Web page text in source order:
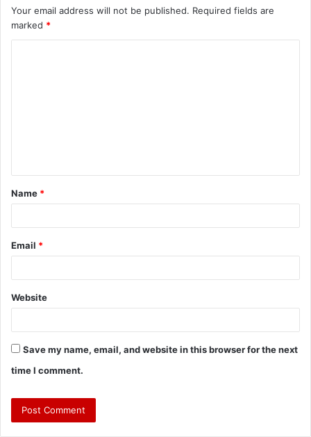
Your email address will not be published. Required fields are
marked *
Name *
Email *
Website
Save my name, email, and website in this browser for the next
time I comment.